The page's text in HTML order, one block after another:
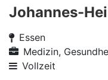
Johannes-
Essen
Medizin,
Vollzeit